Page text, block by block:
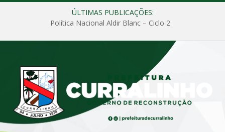
ÚLTIMAS PUBLICAÇÕES:
Política Nacional Aldir Blanc – Ciclo 2